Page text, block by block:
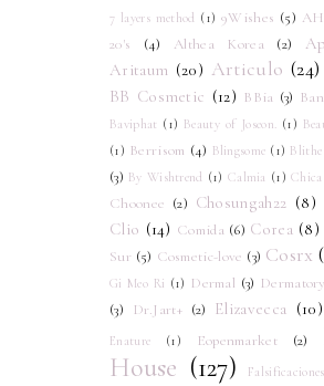
7 layers method (1) 9Wishes (5)
20's
(4) Althea Korea (2)
Aritaum (20) Articulo (24)
BB Cosmetic (12) BBia (3)
Baviphat (1) Beauty of Joseon. (1)
(1) Berrisom (4) Blingsome (1) Blithe
(3) By Wishtrend (1) Calmia (1)
Choonee (2) Chosungah22 (8)
Clio (14) Comida (6) Corea (8)
Sur (5) Cosmetic-love (3) Cosrx
Gi Meo Ri (1) Dermal (3) Dermatory
(3)
Dr.Jart+ (2) Elizavecca (10)
Enature
(1) Eopenmarket (2)
House (127) Falsificaciones